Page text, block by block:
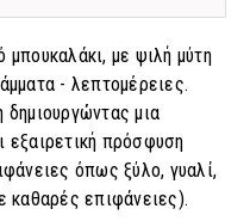
με ψιλή μύτη
- λεπτομέρειες.
δημιουργώντας μια
εξαιρετική πρόσφυση
όπως ξύλο, γυαλί,
καθαρές επιφάνειες).